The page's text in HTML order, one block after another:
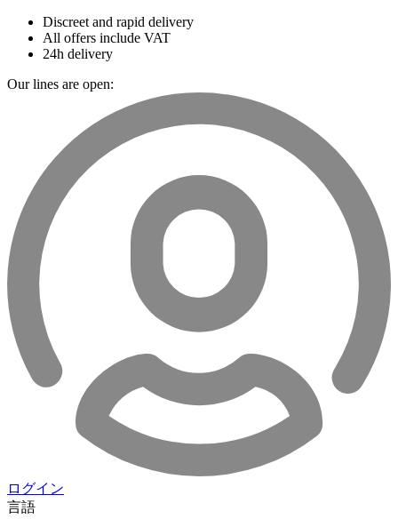
Discreet and rapid delivery
All offers include VAT
24h delivery
Our lines are open:
ログイン
言語